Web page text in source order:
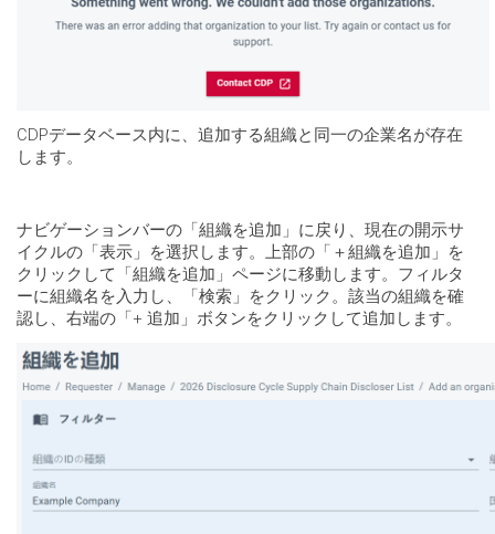
CDPデータベース内に、追加する組織と同一の企業名が存在
します。
ナビゲーションバーの「組織を追加」に戻り、現在の開示サ
イクルの「表示」を選択します。上部の「＋組織を追加」を
クリックして「組織を追加」ページに移動します。フィルタ
ーに組織名を入力し、「検索」をクリック。該当の組織を確
認し、右端の「+ 追加」ボタンをクリックして追加します。